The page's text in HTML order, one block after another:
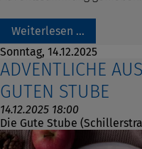
Weiterlesen …
Sonntag, 14.12.2025
ADVENTLICHE
GUTEN STUBE
14.12.2025 18:00
Die Gute Stube